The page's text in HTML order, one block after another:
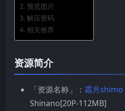
预览图片
解压密码
相关推荐
资源简介
「资源名称」： 霜月shimo
Shinano[20P-112MB]